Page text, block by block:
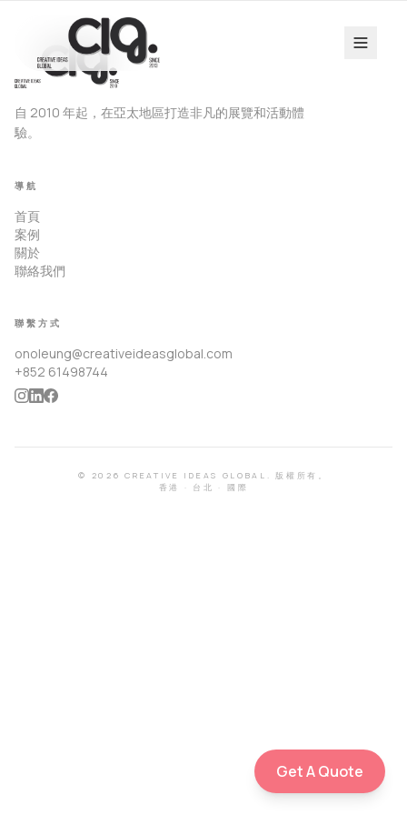
自 2010 年起，在亞太地區打造非凡的展覽和活動體
驗。
導航
首頁
案例
關於
聯絡我們
聯繫方式
onoleung@creativeideasglobal.com
+852 61498744
© 2026 CREATIVE IDEAS GLOBAL.版權所有。
香港
台北 國際
Get A Quote